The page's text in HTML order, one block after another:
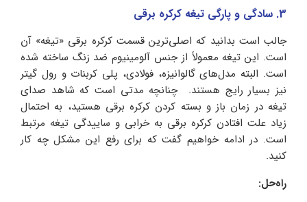
3. سادگی و پارگی تیغه کرکره برقی
جالب است بدانید که اصلی‌ترین قسمت کرکره برقی «تیغه» آن
است. این تیغه معمولاً از جنس آلومینیوم ضد زنگ ساخته شده
است. البته مدل‌های گالوانیزه، فولادی، پلی کربنات و رول گیتر
نیز بسیار رایج هستند. چنانچه مدتی است که شاهد صدای
تیغه در زمان باز و بسته کردن کرکره برقی هستید، به احتمال
زیاد علت افتادن کرکره برقی به خرابی و ساییدگی تیغه مرتبط
است. در ادامه خواهیم گفت که برای رفع این مشکل چه کار
کنید.
راه‌حل: